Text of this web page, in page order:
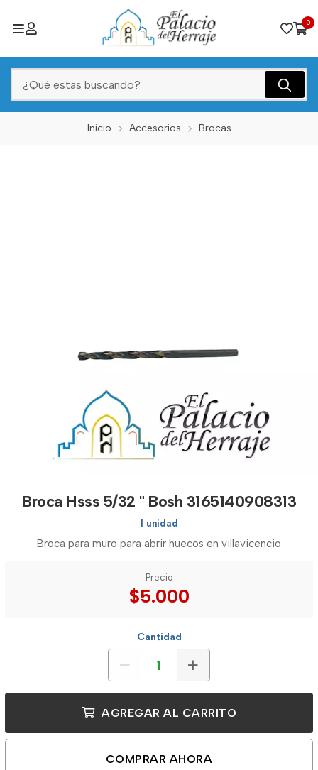
0
Inicio Accesorios Brocas
Broca Hsss 5/32 " Bosh 3165140908313
1 unidad
Broca para muro para abrir huecos en villavicencio
Precio
$5.000
Cantidad
AGREGAR AL CARRITO
COMPRAR AHORA